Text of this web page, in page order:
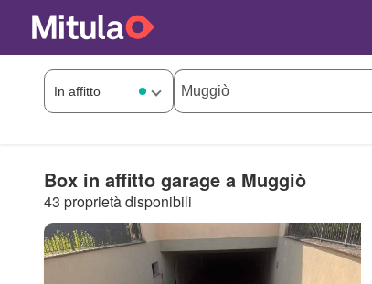
Box in affitto garage a Muggiò
43 proprietà disponibili